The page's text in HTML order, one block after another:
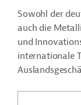
Sowohl der
auch die
und
internationale